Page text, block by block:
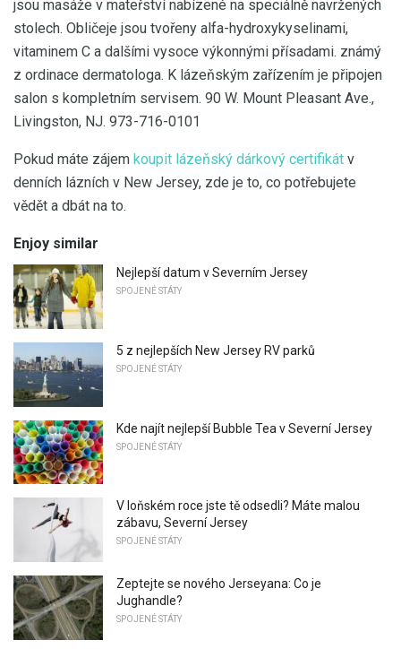
jsou masáže v mateřství nabízené na speciálně navržených
stolech. Obličeje jsou tvořeny alfa-hydroxykyselinami,
vitaminem C a dalšími vysoce výkonnými přísadami. známý
z ordinace dermatologa. K lázeňským zařízením je připojen
salon s kompletním servisem. 90 W. Mount Pleasant Ave.,
Livingston, NJ. 973-716-0101
Pokud máte zájem koupit lázeňský dárkový certifikát v
denních lázních v New Jersey, zde je to, co potřebujete
vědět a dbát na to.
Enjoy similar
Nejlepší datum v Severním Jersey
SPOJENÉ STÁTY
5 z nejlepších New Jersey RV parků
SPOJENÉ STÁTY
Kde najít nejlepší Bubble Tea v Severní Jersey
SPOJENÉ STÁTY
V loňském roce jste tě odsedli? Máte malou
zábavu, Severní Jersey
SPOJENÉ STÁTY
Zeptejte se nového Jerseyana: Co je
Jughandle?
SPOJENÉ STÁTY